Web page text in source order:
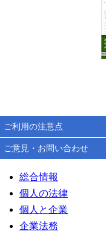
ご利用の注意点
ご意見・お問い合わせ
総合情報
個人の法律
個人と企業
企業法務